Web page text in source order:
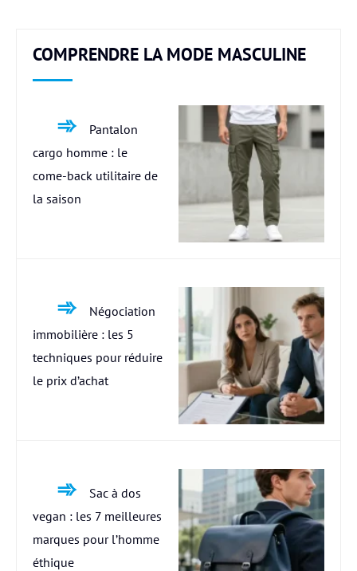
COMPRENDRE LA MODE MASCULINE
Pantalon
cargo homme : le
come-back utilitaire de
la saison
Négociation
immobilière : les 5
techniques pour réduire
le prix d’achat
Sac à dos
vegan : les 7 meilleures
marques pour l’homme
éthique